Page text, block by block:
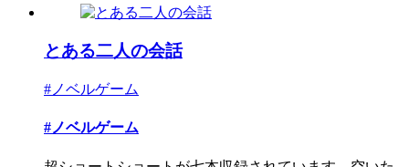
とある二人の会話
#ノベルゲーム
#ノベルゲーム